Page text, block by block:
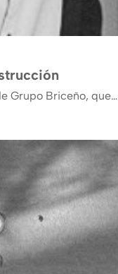
Grupo Briceño, que…